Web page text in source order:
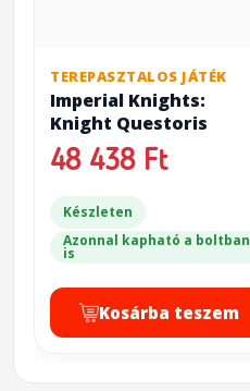
TEREPASZTALOS JÁTÉK
Imperial Knights:
Knight Questoris
48 438 Ft
Készleten
Azonnal kapható a boltban
is
Kosárba teszem